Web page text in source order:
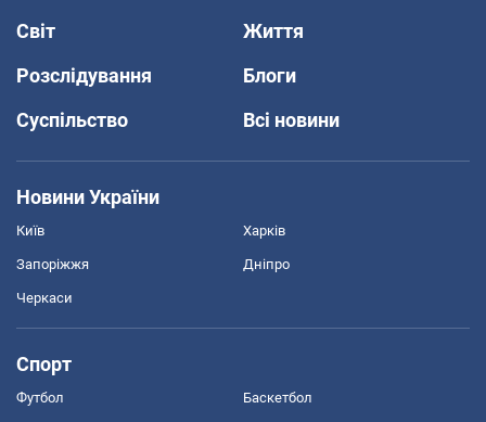
Світ
Життя
Розслідування
Блоги
Суспільство
Всі новини
Новини України
Київ Харків
Запоріжжя Дніпро
Черкаси
Спорт
Футбол Баскетбол